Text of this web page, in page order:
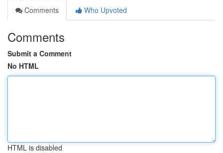
Comments
Who Upvoted
Comments
Submit a Comment
No HTML
HTML is disabled